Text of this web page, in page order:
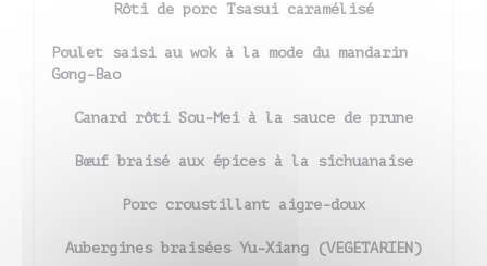
Rôti de porc Tsasui caramélisé
Poulet saisi au wok à la mode du mandarin
Gong-Bao
Canard rôti Sou-Mei à la sauce de prune
Bœuf braisé aux épices à la sichuanaise
Porc croustillant aigre-doux
Aubergines braisées Yu-Xiang (VEGETARIEN)